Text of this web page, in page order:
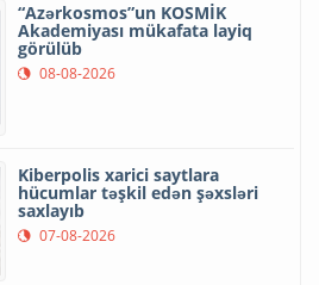
“Azərkosmos”un KOSMİK
Akademiyası mükafata layiq
görülüb
08-08-2026
Kiberpolis xarici saytlara
hücumlar təşkil edən şəxsləri
saxlayıb
07-08-2026